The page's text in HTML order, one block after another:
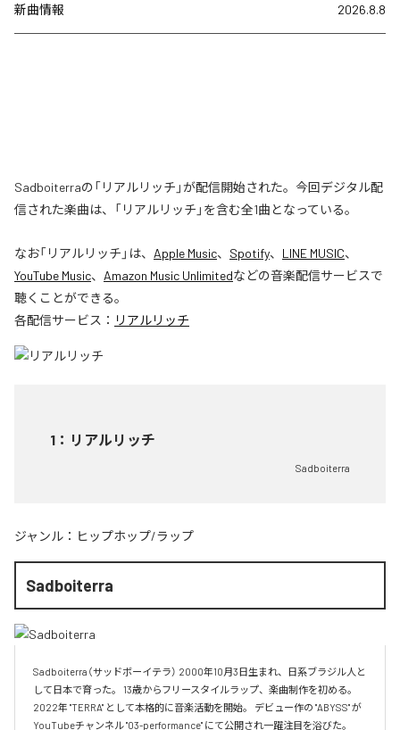
新曲情報 2026.8.8
Sadboiterraの「リアルリッチ」が配信開始された。今回デジタル配
信された楽曲は、「リアルリッチ」を含む全1曲となっている。
なお「リアルリッチ 」は、 Apple Music、 Spotify、 LINE MUSIC、
YouTube Music、 Amazon Music Unlimitedなどの音楽配信サービスで
聴くことができる。
各配信サービス： リアルリッチ
1 ： リアルリッチ
Sadboiterra
ジャンル： ヒップホップ/ラップ
Sadboiterra
Sadboiterra（サッドボーイテラ） 2000年10月3日生まれ、日系ブラジル人と
して日本で育った。 13歳からフリースタイルラップ、楽曲制作を初める。
2022年 "TERRA" として本格的に音楽活動を開始。 デビュー作の "ABYSS" が
YouTubeチャンネル "03-performance" にて公開され一躍注目を浴びた。